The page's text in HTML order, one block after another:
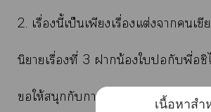
2. เรื่องนี้เป็นเพียงเรื่องแต่งา
นิยายเรื่องที่ 3 าน้องใปอกับพี่อชิ
ให้สนุกกับาอ่านะะ
เนื้อหาส